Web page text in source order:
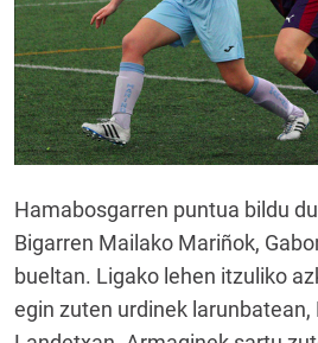
Hamabosgarren puntua bildu
Bigarren Mailako Mariñok,
bueltan. Ligako lehen itzuliko
egin zuten urdinek larunbatean,